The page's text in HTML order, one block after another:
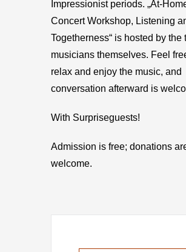
Impressionist periods. „At-
Concert Workshop, Listening
Togetherness“ is hosted by the
musicians themselves. Feel
relax and enjoy the music, and
conversation afterward is
With Surpriseguests!
Admission is free; donations
welcome.